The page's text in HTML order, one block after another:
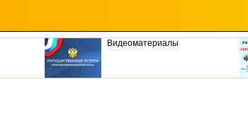
Видеоматериалы